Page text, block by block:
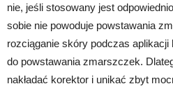
nie, jeśli stosowany jest
sobie nie powoduje powstawania
rozciąganie skóry podczas
do powstawania zmarszczek.
nakładać korektor i unikać zbyt